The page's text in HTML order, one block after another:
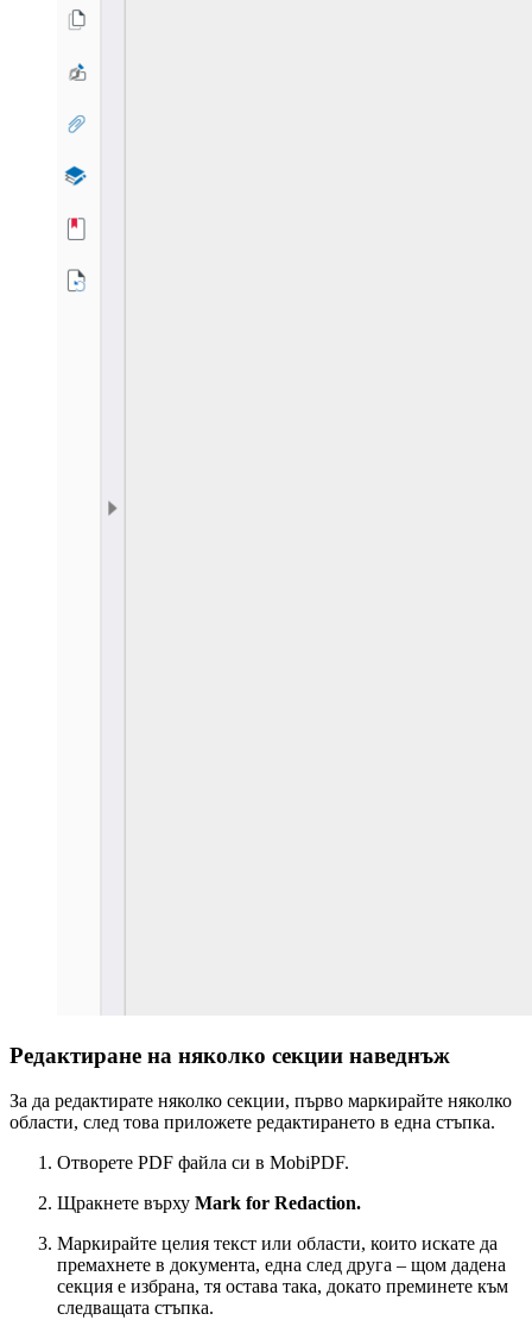
Редактиране на няколко секции наведнъж
За да редактирате няколко секции, първо маркирайте няколко
области, след това приложете редактирането в една стъпка.
Отворете PDF файла си в MobiPDF.
Щракнете върху Mark for Redaction.
Маркирайте целия текст или области, които искате да
премахнете в документа, една след друга – щом дадена
секция е избрана, тя остава така, докато преминете към
следващата стъпка.